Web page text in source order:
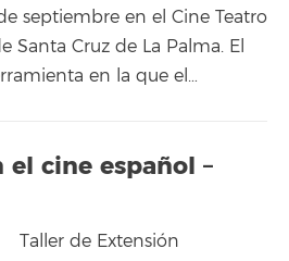
septiembre en el Cine Teatro
Santa Cruz de La Palma. El
en la que el…
cine español –
Taller de Extensión